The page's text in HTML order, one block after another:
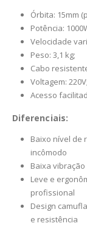
Órbita: 15mm
Potência:
Velocidade
Peso: 3,1 kg;
Cabo
Voltagem: 220V;
Acesso
Diferenciais:
Baixo nível de
incômodo
Baixa
Leve e
profissional
Design
e resistência